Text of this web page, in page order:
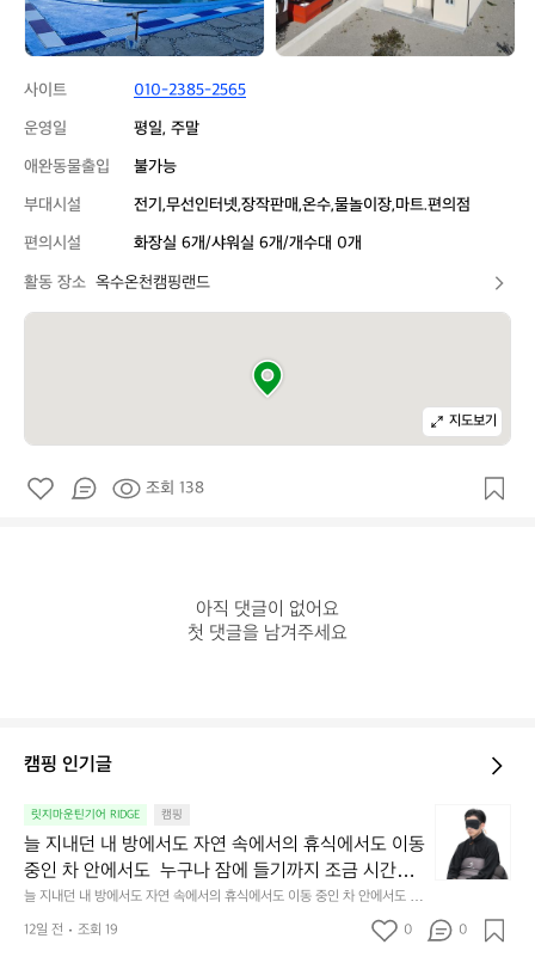
사이트
010-2385-2565
운영일
평일, 주말
애완동물출입
불가능
부대시설
전기,무선인터넷,장작판매,온수,물놀이장,마트.편의점
편의시설
화장실 6개/샤워실 6개/개수대 0개
활동 장소 옥수온천캠핑랜드
지도보기
조회 138
아직 댓글이 없어요
첫 댓글을 남겨주세요
캠핑 인기글
릿지마운틴기어 RIDGE 캠핑
늘 지내던 내 방에서도 자연 속에서의 휴식에서도 이동
중인 차 안에서도  누구나 잠에 들기까지 조금 시간이
걸리는 순간이 있습니다.  그럴 때는 차분하게 눈을 가
려보세요. 마치 암막 커튼을 조용히 내리듯이.  Polarte
c® Wind Pro™의 온기가 눈가를 포근히 감싸줍니다.
늘 지내던 내 방에서도 자연 속에서의 휴식에서도 이동 중인 차 안에서도  누
구나 잠에 들기까지 조금 시간이 걸리는 순간이 있습니다.  그럴 때는 차분하
게 눈을 가려보세요. 마치 암막 커튼을 조용히 내리듯이.  Polartec® Wind
내
던
방
12일 전 조회 19 0 0